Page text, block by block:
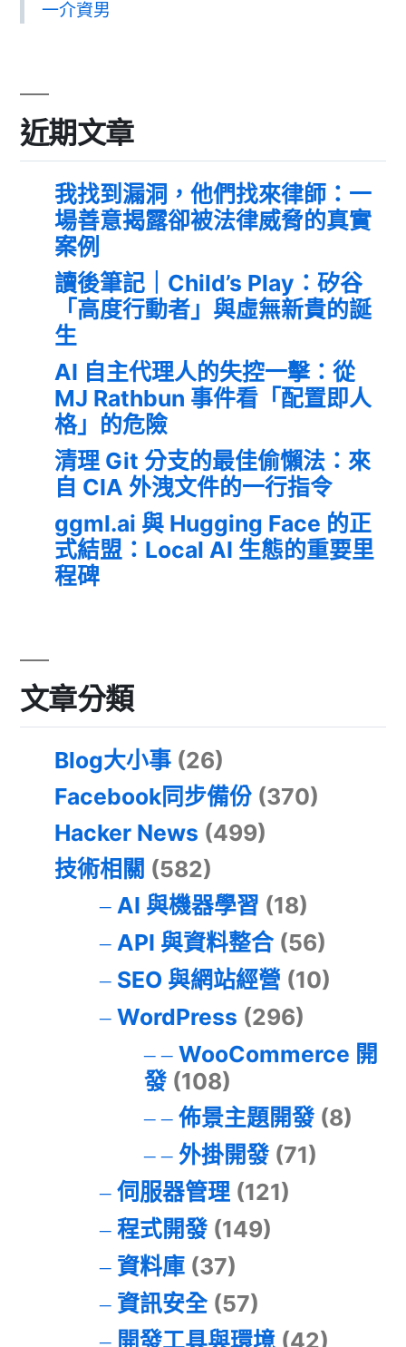
一介資男
近期文章
我找到漏洞，他們找來律師：一
場善意揭露卻被法律威脅的真實
案例
讀後筆記｜Child’s Play：矽谷
「高度行動者」與虛無新貴的誕
生
AI 自主代理人的失控一擊：從
MJ Rathbun 事件看「配置即人
格」的危險
清理 Git 分支的最佳偷懶法：來
自 CIA 外洩文件的一行指令
ggml.ai 與 Hugging Face 的正
式結盟：Local AI 生態的重要里
程碑
文章分類
Blog大小事 (26)
Facebook同步備份 (370)
Hacker News (499)
技術相關 (582)
AI 與機器學習 (18)
API 與資料整合(56)
SEO 與網站經營 (10)
WordPress (296)
WooCommerce 開
發(108)
佈景主題開發(8)
外掛開發(71)
伺服器管理(121)
程式開發(149)
資料庫(37)
資訊安全(57)
開發工具與環境(42)